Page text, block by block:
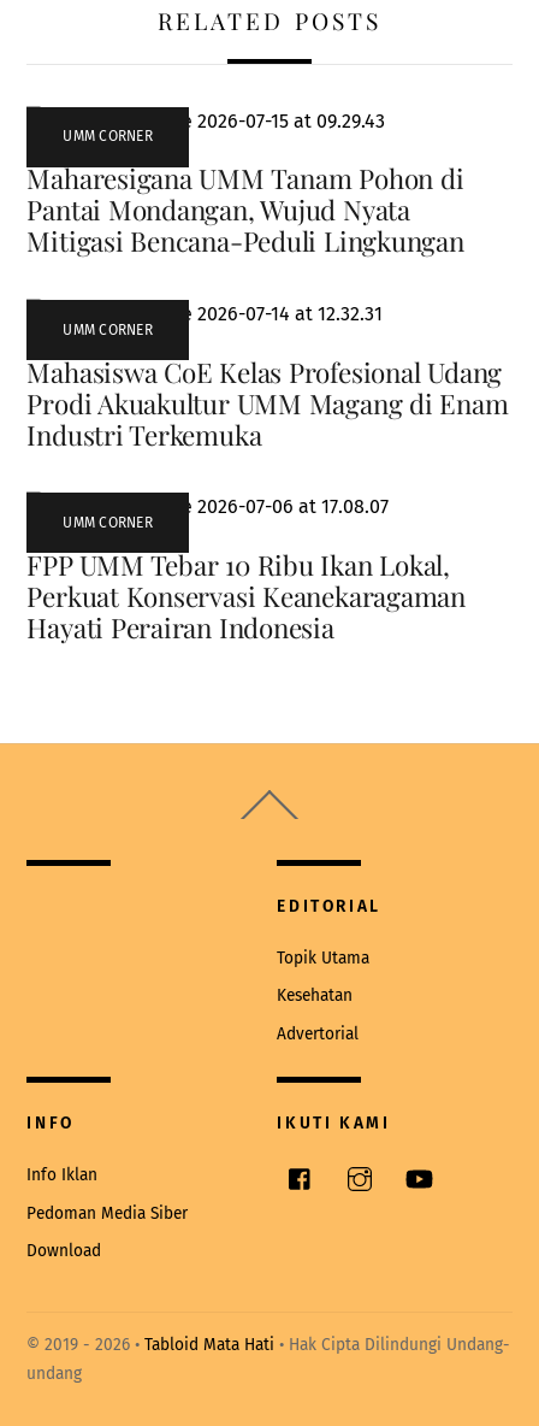
RELATED POSTS
UMM CORNER
Maharesigana UMM Tanam Pohon di
Pantai Mondangan, Wujud Nyata
Mitigasi Bencana-Peduli Lingkungan
UMM CORNER
Mahasiswa CoE Kelas Profesional Udang
Prodi Akuakultur UMM Magang di Enam
Industri Terkemuka
UMM CORNER
FPP UMM Tebar 10 Ribu Ikan Lokal,
Perkuat Konservasi Keanekaragaman
Hayati Perairan Indonesia
To
EDITORIAL
Topik Utama
Kesehatan
Advertorial
INFO
Info Iklan
Pedoman Media Siber
Download
IKUTI KAMI
Facebook
© 2019 -2026 •Tabloid Mata Hati • Hak Cipta Dilindungi Undang-
undang